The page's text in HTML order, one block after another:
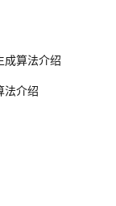
成算法介绍
法介绍